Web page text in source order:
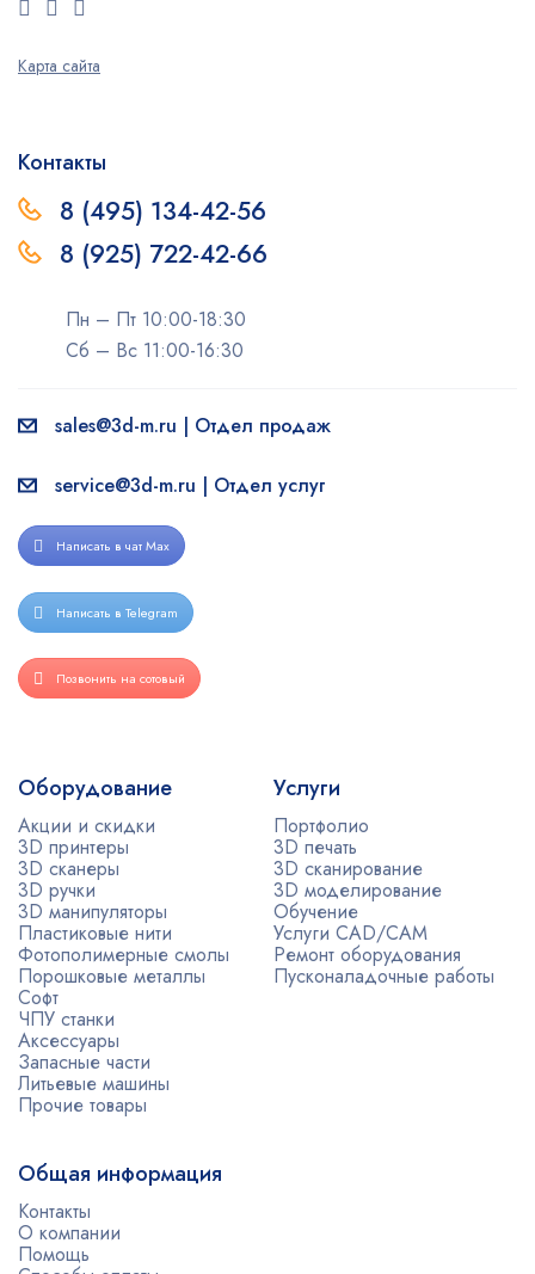
Карта сайта
Контакты
8 (495) 134-42-56
8 (925) 722-42-66
Пн – Пт 10:00-18:30
Сб – Вс 11:00-16:30
sales@3d-m.ru | Отдел продаж
service@3d-m.ru | Отдел услуг
Написать в чат Max
Написать в Telegram
Позвонить на сотовый
Оборудование
Акции и скидки
3D принтеры
3D сканеры
3D ручки
3D манипуляторы
Пластиковые нити
Фотополимерные смолы
Порошковые металлы
Софт
ЧПУ станки
Аксессуары
Запасные части
Литьевые машины
Прочие товары
Услуги
Портфолио
3D печать
3D сканирование
3D моделирование
Обучение
Услуги CAD/CAM
Ремонт оборудования
Пусконаладочные работы
Общая информация
Контакты
О компании
Помощь